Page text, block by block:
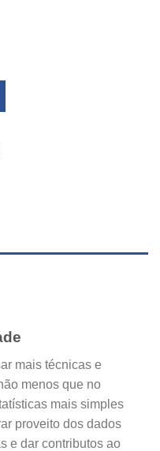
mais técnicas e
menos que no
mais simples
proveito dos dados
e dar contributos ao